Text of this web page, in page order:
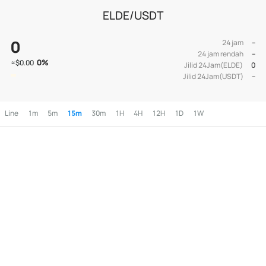
ELDE/USDT
0
≈$0.00 0%
24 jam
--
24 jam rendah
--
Jilid 24Jam(ELDE)
0
Jilid 24Jam(USDT)
--
Line 1m 5m 15m 30m 1H 4H 12H 1D 1W